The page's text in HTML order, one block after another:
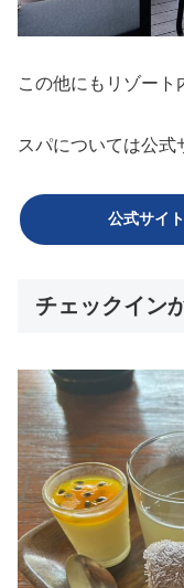
この他にもリゾート
スパについては公式
公式サイ
チェックイン